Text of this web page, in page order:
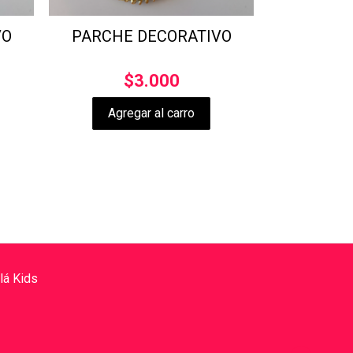
PARCHE DECORATIVO
$3.000
Agregar al carro
Kids